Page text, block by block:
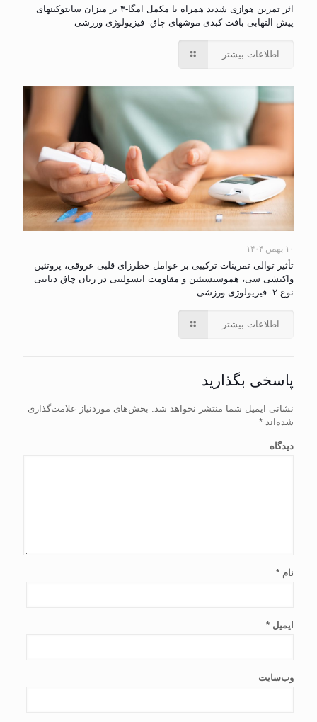
اثر تمرین هوازی شدید همراه با مکمل امگا-۳ بر میزان سایتوکینهای
پیش التهابی بافت کبدی موشهای چاق- فیزیولوژی ورزشی
اطلاعات بیشتر
۱۰ بهمن ۱۴۰۴
تأثیر توالی تمرینات ترکیبی بر عوامل خطرزای قلبی عروقی، پروتئین
واکنشی سی، هموسیستئین و مقاومت انسولینی در زنان چاق دیابتی
نوع ۲- فیزیولوژی ورزشی
اطلاعات بیشتر
پاسخی بگذارید
نشانی ایمیل شما منتشر نخواهد شد.
بخش‌های موردنیاز علامت‌گذاری
شده‌اند *
دیدگاه
نام *
ایمیل *
وب‌سایت